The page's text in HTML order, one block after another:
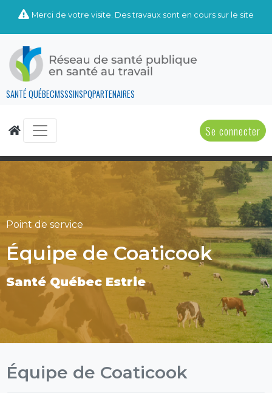
Merci de votre visite. Des travaux sont en cours sur le site
SANTÉ QUÉBECMSSSINSPQPARTENAIRES
Se connecter
Point de service
Équipe de Coaticook
Santé Québec Estrie
Équipe de Coaticook